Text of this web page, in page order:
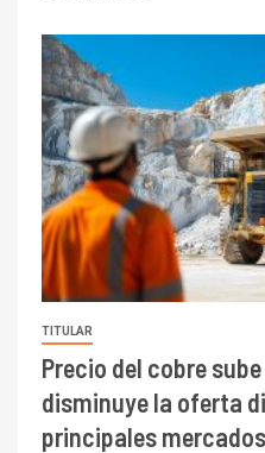
TITULAR
Precio del cobre
disminuye la oferta
principales mercados